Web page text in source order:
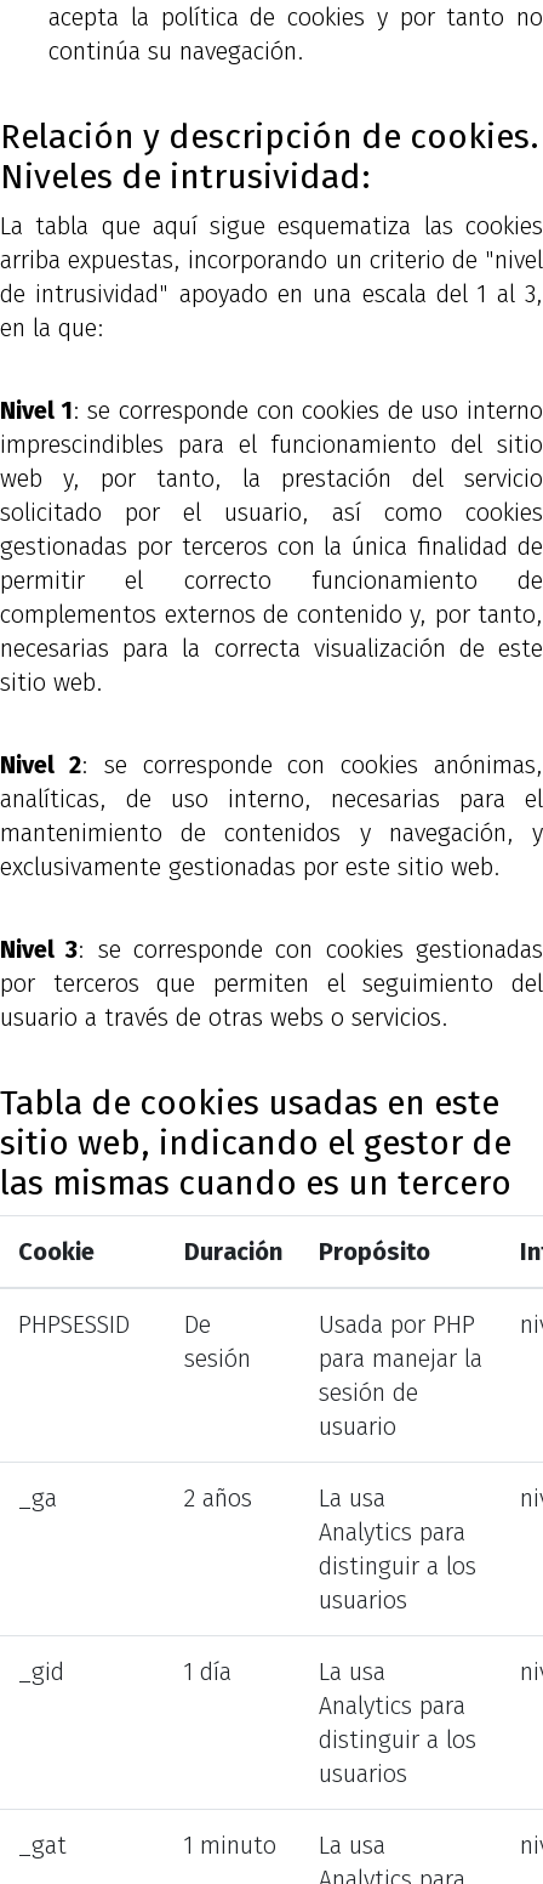
acepta la política de cookies y por tanto no
continúa su navegación.
Relación y descripción de cookies.
Niveles de intrusividad:
La tabla que aquí sigue esquematiza las cookies
arriba expuestas, incorporando un criterio de "nivel
de intrusividad" apoyado en una escala del 1 al 3,
en la que:
Nivel 1: se corresponde con cookies de uso interno
imprescindibles para el funcionamiento del sitio
web y, por tanto, la prestación del servicio
solicitado por el usuario, así como cookies
gestionadas por terceros con la única finalidad de
permitir el correcto funcionamiento de
complementos externos de contenido y, por tanto,
necesarias para la correcta visualización de este
sitio web.
Nivel 2: se corresponde con cookies anónimas,
analíticas, de uso interno, necesarias para el
mantenimiento de contenidos y navegación, y
exclusivamente gestionadas por este sitio web.
Nivel 3: se corresponde con cookies gestionadas
por terceros que permiten el seguimiento del
usuario a través de otras webs o servicios.
Tabla de cookies usadas en este
sitio web, indicando el gestor de
las mismas cuando es un tercero
Cookie Duración Propósito
PHPSESSID
De
sesión
Usada por PHP
para manejar la
sesión de
usuario
_ga 2 años
La usa
Analytics para
distinguir a los
usuarios
_gid 1 día
La usa
Analytics para
distinguir a los
usuarios
_gat 1 minuto
La usa